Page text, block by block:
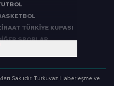
TÜRKİYE KUPASI
SPORLAR
FUTBOL
Saklıdır. Turkuvaz Haberleşme ve